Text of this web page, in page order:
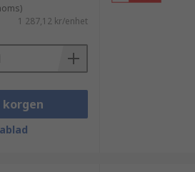
1 287,12 kr/enhet
korgen